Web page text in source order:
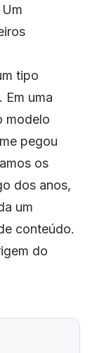
tipo
uma
modelo
pegou
os
dos anos,
um
conteúdo.
do